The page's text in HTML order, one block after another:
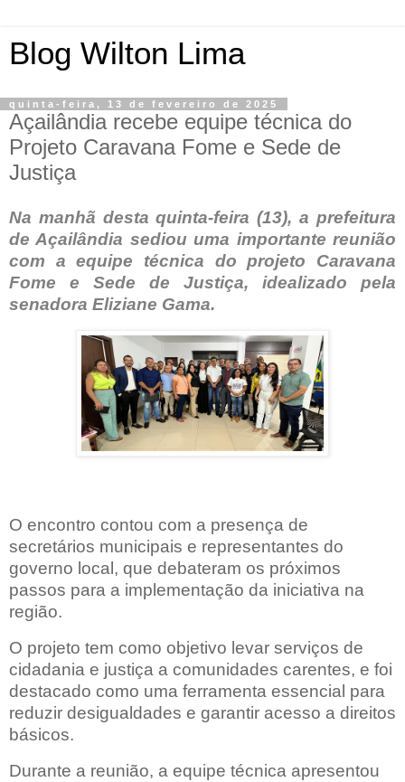
Blog Wilton Lima
quinta-feira, 13 de fevereiro de 2025
Açailândia recebe equipe técnica do
Projeto Caravana Fome e Sede de
Justiça
Na manhã desta quinta-feira (13), a prefeitura
de Açailândia sediou uma importante reunião
com a equipe técnica do projeto Caravana
Fome e Sede de Justiça, idealizado pela
senadora Eliziane Gama.
O encontro contou com a presença de
secretários municipais e representantes do
governo local, que debateram os próximos
passos para a implementação da iniciativa na
região.
O projeto tem como objetivo levar serviços de
cidadania e justiça a comunidades carentes, e foi
destacado como uma ferramenta essencial para
reduzir desigualdades e garantir acesso a direitos
básicos.
Durante a reunião, a equipe técnica apresentou